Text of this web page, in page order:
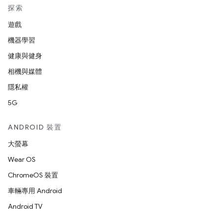
探索
遊戲
機器學習
健康與健身
相機與媒體
隱私權
5G
ANDROID 裝置
大螢幕
Wear OS
ChromeOS 裝置
車輛專用 Android
Android TV